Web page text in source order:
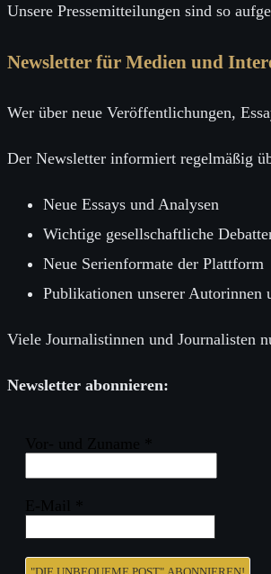
Unsere Pressemitteilungen sind so
Newsletter für Medien und
Wer über neue Veröffentlichungen,
Der Newsletter informiert regelmäßig
Neue Essays und Analysen
Wichtige gesellschaftliche
Neue Serienformate der Plattform
Publikationen unserer Autorinnen
Viele Journalistinnen und Journalisten
Newsletter abonnieren: